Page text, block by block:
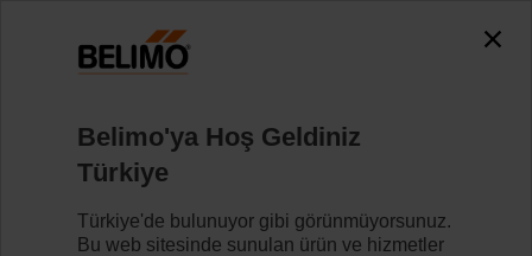
ZG-AFBelimo'ya Hoş Geldiniz
Türkiye
Türkiye'de bulunuyor gibi görünmüyorsunuz.
Bu web sitesinde sunulan ürün ve hizmetler